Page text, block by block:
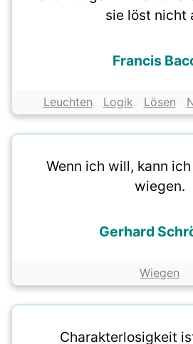
sie löst nicht
Francis
Leuchten Logik Lösen
Wenn ich will, kann
wiegen.
Gerhard
Wiegen
Charakterlosigkeit